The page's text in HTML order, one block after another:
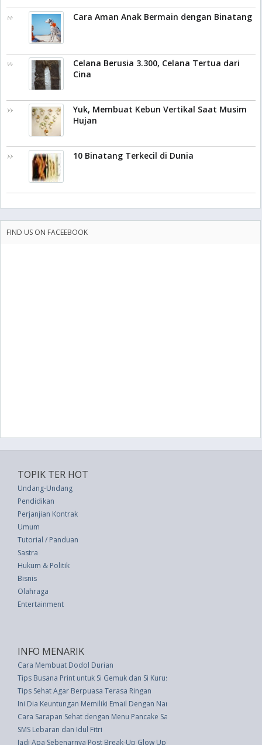
Cara Aman Anak Bermain dengan Binatang
Celana Berusia 3.300, Celana Tertua dari
Cina
Yuk, Membuat Kebun Vertikal Saat Musim
Hujan
10 Binatang Terkecil di Dunia
FIND US ON FACEEBOOK
TOPIK TER HOT
Undang-Undang
Pendidikan
Perjanjian Kontrak
Umum
Tutorial / Panduan
Sastra
Hukum & Politik
Bisnis
Olahraga
Entertainment
INFO MENARIK
Cara Membuat Dodol Durian
Tips Busana Print untuk Si Gemuk dan Si Kurus
Tips Sehat Agar Berpuasa Terasa Ringan
Ini Dia Keuntungan Memiliki Email Dengan Nama Domain Sendiri
Cara Sarapan Sehat dengan Menu Pancake Saus Cokelat
SMS Lebaran dan Idul Fitri
Jadi Apa Sebenarnya Post Break-Up Glow Up?